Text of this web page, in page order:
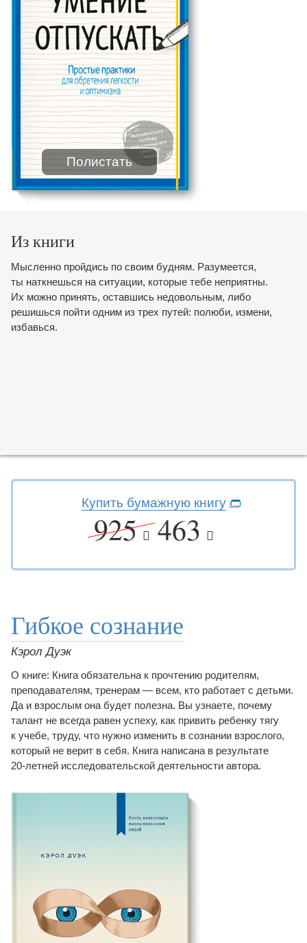
Полистать
Из книги
Мысленно пройдись по своим будням. Разумеется,
ты наткнешься на ситуации, которые тебе неприятны.
Их можно принять, оставшись недовольным, либо
решишься пойти одним из трех путей: полюби, измени,
избавься.
Купить бумажную книгу
925 463
Гибкое сознание
Кэрол Дуэк
О книге: Книга обязательна к прочтению родителям,
преподавателям, тренерам — всем, кто работает с детьми.
Да и взрослым она будет полезна. Вы узнаете, почему
талант не всегда равен успеху, как привить ребенку тягу
к учебе, труду, что нужно изменить в сознании взрослого,
который не верит в себя. Книга написана в результате
20-летней исследовательской деятельности автора.